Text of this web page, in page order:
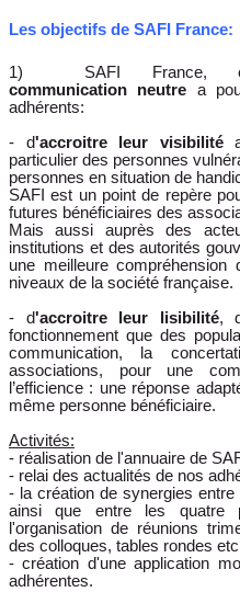
Les objectifs de SAFI France:
1) SAFI France,
communication
neutre a
adhérents:
- d'accroitre leur visibilité
particulier des personnes
personnes en situation de
SAFI est un point de repère
futures bénéficiaires des
Mais aussi auprès des
institutions et des autorités
une meilleure
niveaux de la société française.
- d'accroitre leur lisibilité,
fonctionnement que des
communication, la
associations, pour une
l’efficience : une réponse
même personne bénéficiaire.
Activités:
- réalisation de l'annuaire de
- relai des actualités de nos
- la création de synergies
ainsi que entre les quatre
l'organisation de réunions
des colloques, tables rondes
- création d'une application
adhérentes.